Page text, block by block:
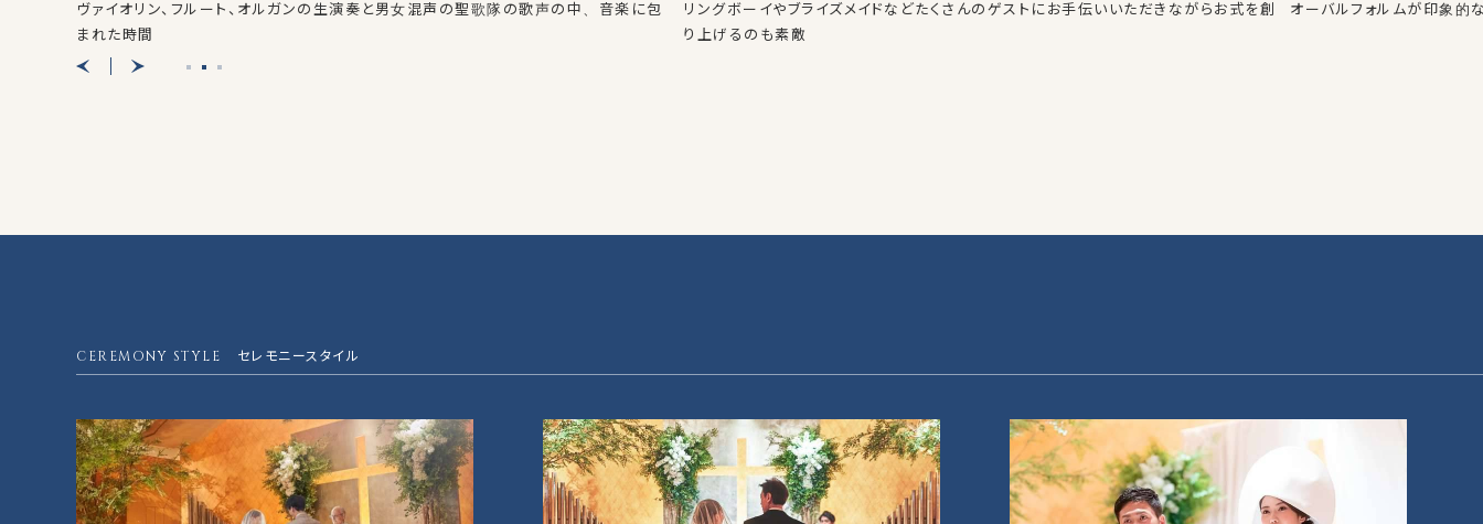
ヴァイオリン、フルート、オルガンの生演奏と男女混声の聖歌隊の歌声の中、音楽に包
まれた時間
リングボーイやブライズメイドなどたくさんのゲストにお手伝いいただきながらお式を創
り上げるのも素敵
オーバルフォルムが印象的
CEREMONY STYLE セレモニースタイル